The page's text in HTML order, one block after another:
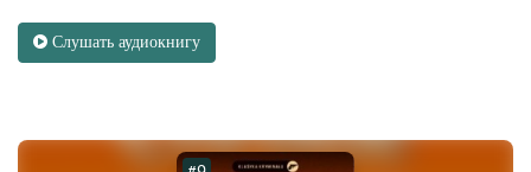
Слушать аудиокнигу